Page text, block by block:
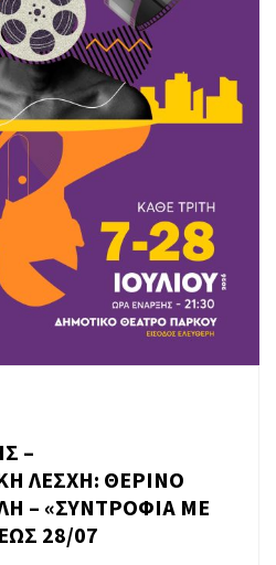
–
ΛΕΣΧΗ: ΘΕΡΙΝΟ
– «ΣΥΝΤΡΟΦΙΑ ΜΕ
28/07